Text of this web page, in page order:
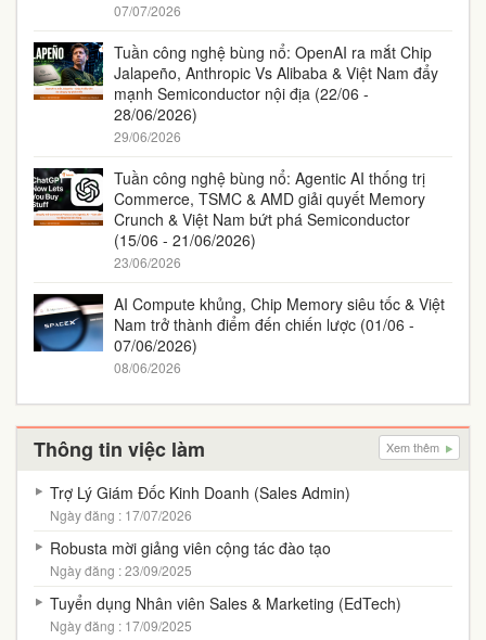
07/07/2026
Tuần công nghệ bùng nổ: OpenAI ra mắt Chip
Jalapeño, Anthropic Vs Alibaba & Việt Nam đẩy
mạnh Semiconductor nội địa (22/06 -
28/06/2026)
29/06/2026
Tuần công nghệ bùng nổ: Agentic AI thống trị
Commerce, TSMC & AMD giải quyết Memory
Crunch & Việt Nam bứt phá Semiconductor
(15/06 - 21/06/2026)
23/06/2026
AI Compute khủng, Chip Memory siêu tốc & Việt
Nam trở thành điểm đến chiến lược (01/06 -
07/06/2026)
08/06/2026
Thông tin việc làm Xem thêm
Trợ Lý Giám Đốc Kinh Doanh (Sales Admin)
Ngày đăng : 17/07/2026
Robusta mời giảng viên cộng tác đào tạo
Ngày đăng : 23/09/2025
Tuyển dụng Nhân viên Sales & Marketing (EdTech)
Ngày đăng : 17/09/2025